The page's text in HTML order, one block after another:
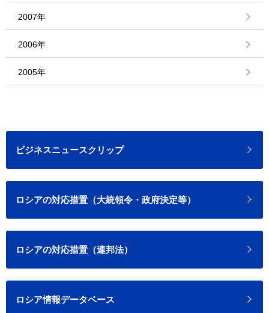
2007年
2006年
2005年
ビジネスニュースクリップ
ロシアの対応措置（大統領令・政府決定等）
ロシアの対応措置（連邦法）
ロシア情報データベース